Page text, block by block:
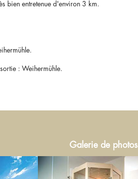
bien entretenue d'environ 3 km.
: Weihermühle.
Galerie de photos